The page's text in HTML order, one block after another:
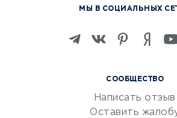
Изучение иностранных
Маркетинг и продажи
Репетиторство
СООБЩЕСТВО
Написать отзыв
Оставить
МЫ В СОЦИАЛЬНЫХ